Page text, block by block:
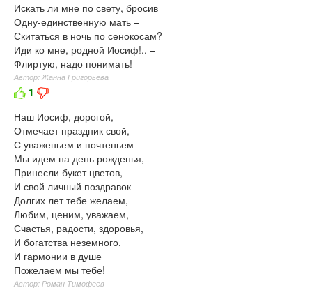
Искать ли мне по свету, бросив
Одну-единственную мать –
Скитаться в ночь по сенокосам?
Иди ко мне, родной Иосиф!.. –
Флиртую, надо понимать!
Автор: Жанна Григорьева
1
Наш Иосиф, дорогой,
Отмечает праздник свой,
С уваженьем и почтеньем
Мы идем на день рожденья,
Принесли букет цветов,
И свой личный поздравок —
Долгих лет тебе желаем,
Любим, ценим, уважаем,
Счастья, радости, здоровья,
И богатства неземного,
И гармонии в душе
Пожелаем мы тебе!
Автор: Роман Тимофеев